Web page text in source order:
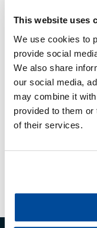
This website uses
We use cookies to
provide social
We also share
our social media,
may combine it
provided to them
of their services.
media platforms.
media and